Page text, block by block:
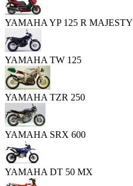
YAMAHA YP 125 R MAJESTY
YAMAHA TW 125
YAMAHA TZR 250
YAMAHA SRX 600
YAMAHA DT 50 MX